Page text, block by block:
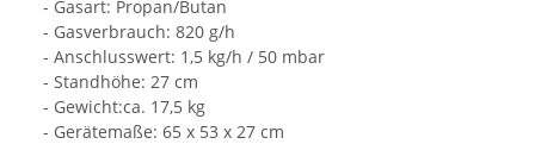
- Gasart: Propan/Butan
- Gasverbrauch: 820 g/h
- Anschlusswert: 1,5 kg/h / 50 mbar
- Standhöhe: 27 cm
- Gewicht:ca. 17,5 kg
- Gerätemaße: 65 x 53 x 27 cm